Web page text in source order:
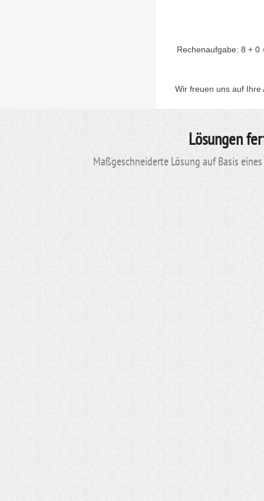
Rechenaufgabe: 8 + 0
Wir freuen uns auf Ihre
Lösungen
Maßgeschneiderte Lösung auf Basis